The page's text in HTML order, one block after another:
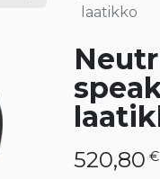
laatikko
520,80 €